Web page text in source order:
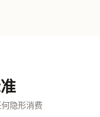
隐形消费